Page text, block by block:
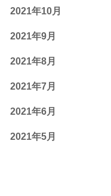
2021年10月
2021年9月
2021年8月
2021年7月
2021年6月
2021年5月